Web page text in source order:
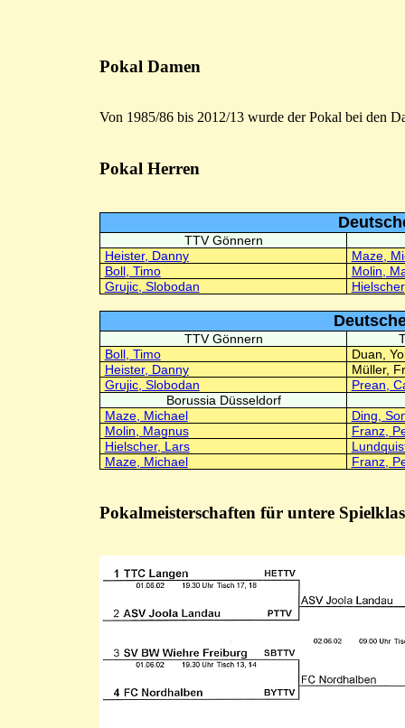
Pokal Damen
Von 1985/86 bis 2012/13 wurde der Pokal bei den
Pokal Herren
TTV Gönnern
Heister, Danny
Maze,
Boll, Timo
Molin,
Grujic, Slobodan
TTV Gönnern
Boll, Timo
Duan,
Heister, Danny
Müller,
Grujic, Slobodan
Prean,
Borussia Düsseldorf
Maze, Michael
Ding,
Molin, Magnus
Franz,
Hielscher, Lars
Maze, Michael
Franz,
Pokalmeisterschaften für untere